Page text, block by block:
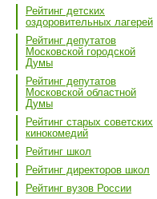
Рейтинг детских
оздоровительных лагерей
Рейтинг депутатов
Московской городской
Думы
Рейтинг депутатов
Московской областной
Думы
Рейтинг старых советских
кинокомедий
Рейтинг школ
Рейтинг директоров школ
Рейтинг вузов России